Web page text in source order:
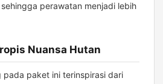
perawatan menjadi lebih
Nuansa Hutan
pada paket ini terinspirasi dari